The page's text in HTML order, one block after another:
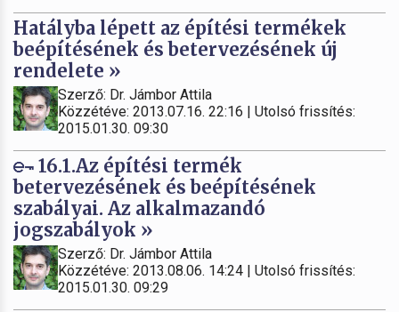
Hatályba lépett az építési termékek
beépítésének és betervezésének új
rendelete »
Szerző: Dr. Jámbor Attila
Közzétéve: 2013.07.16. 22:16 | Utolsó frissítés:
2015.01.30. 09:30
16.1.Az építési termék
betervezésének és beépítésének
szabályai. Az alkalmazandó
jogszabályok »
Szerző: Dr. Jámbor Attila
Közzétéve: 2013.08.06. 14:24 | Utolsó frissítés:
2015.01.30. 09:29